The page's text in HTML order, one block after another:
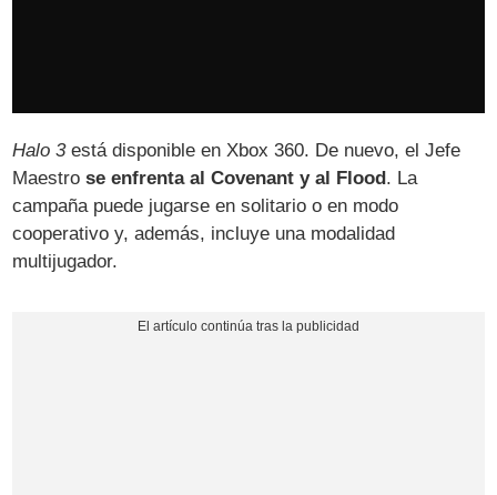
Halo 3está disponible en Xbox 360. De nuevo, el Jefe
Maestrose enfrenta al Covenant y al Flood. La
campaña puede jugarse en solitario o en modo
cooperativo y, además, incluye una modalidad
multijugador.